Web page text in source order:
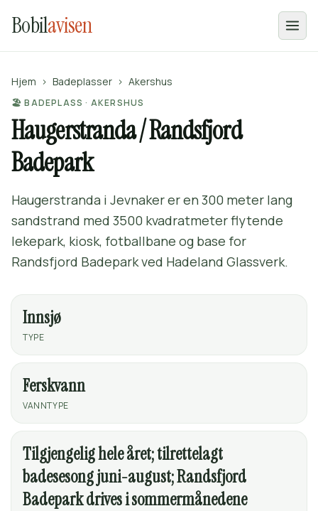
Bobilavisen
Hjem › Badeplasser › Akershus
🏖️ BADEPLASS · AKERSHUS
Haugerstranda / Randsfjord
Badepark
Haugerstranda i Jevnaker er en 300 meter lang
sandstrand med 3500 kvadratmeter flytende
lekepark, kiosk, fotballbane og base for
Randsfjord Badepark ved Hadeland Glassverk.
Innsjø
TYPE
Ferskvann
VANNTYPE
Tilgjengelig hele året; tilrettelagt
badesesong juni-august; Randsfjord
Badepark drives i sommermånedene